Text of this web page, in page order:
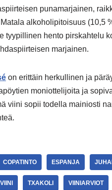
punamarjainen,
alkoholipitoisuus (10,5
tyypillinen hento pirskahtelu
marjainen.
on erittäin herkullinen ja
moniottelijoita ja
viini sopii todella mainiosti
COPATINTO ESPANJA
TXAKOLI VIINIARVIOT